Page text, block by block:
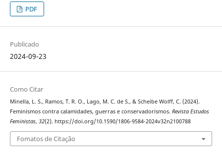
PDF
Publicado
2024-09-23
Como Citar
Minella, L. S., Ramos, T. R. O., Lago, M. C. de S., & Scheibe Wolff, C. (2024).
Feminismos contra calamidades, guerras e conservadorismos. Revista Estudos
Feministas, 32(2). https://doi.org/10.1590/1806-9584-2024v32n2100788
Fomatos de Citação